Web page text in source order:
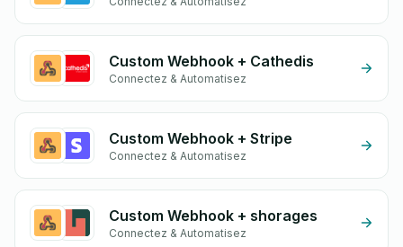
Custom Webhook + Cathedis
Connectez & Automatisez
Custom Webhook + Stripe
Connectez & Automatisez
Custom Webhook + shorages
Connectez & Automatisez